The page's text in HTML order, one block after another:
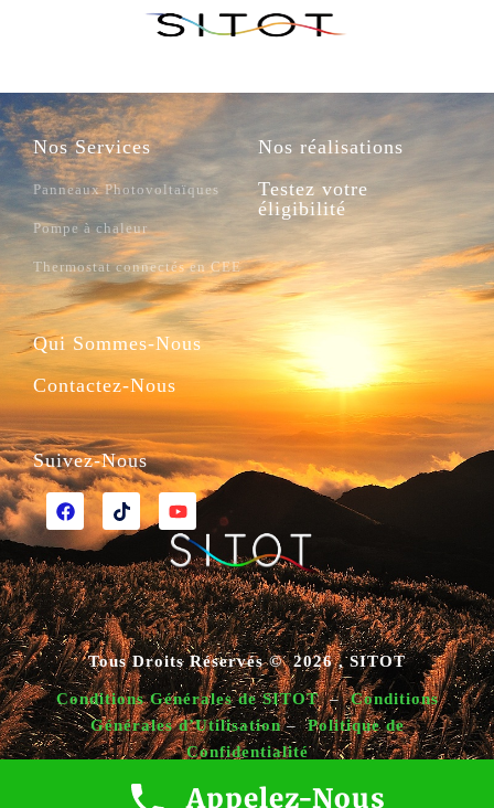
Nos Services
Panneaux Photovoltaïques
Pompe à chaleur
Thermostat connectés en CEE
Nos réalisations
Testez votre
éligibilité
Qui Sommes-Nous
Contactez-Nous
Suivez-Nous
Tous Droits Réservés © 2026 , SITOT
Conditions Générales de SITOT–Conditions
Générales d’Utilisation–
Politique de
Confidentialité
Appelez-Nous